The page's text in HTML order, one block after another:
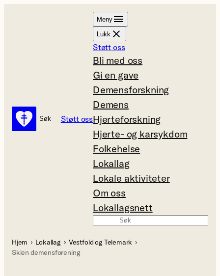
Søk
Søk Støtt oss
Meny
Lukk
Støtt oss
Bli med oss
Gi en gave
Demensforskning
Demens
Hjerteforskning
Hjerte- og karsykdom
Folkehelse
Lokallag
Lokale aktiviteter
Om oss
Lokallagsnett
Hjem Lokallag
Vestfold og Telemark
Skien demensforening